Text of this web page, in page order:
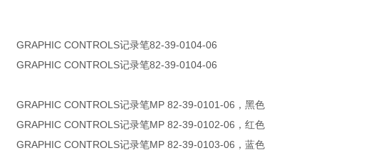
GRAPHIC CONTROLS记录笔82-39-0104-06
GRAPHIC CONTROLS记录笔82-39-0104-06
GRAPHIC CONTROLS记录笔MP 82-39-0101-06，黑色
GRAPHIC CONTROLS记录笔MP 82-39-0102-06，红色
GRAPHIC CONTROLS记录笔MP 82-39-0103-06，蓝色